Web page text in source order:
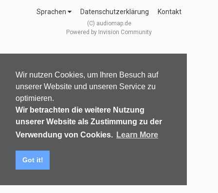
Wir nutzen Cookies, um Ihren Besuch auf
unserer Website und unseren Service zu
optimieren.
Wir betrachten die weitere Nutzung
unserer Website als Zustimmung zu der
Verwendung von Cookies. Learn More
Got it!
Sprachen Datenschutzerklärung Kontakt
(C) audiomap.de
Powered by Invision Community